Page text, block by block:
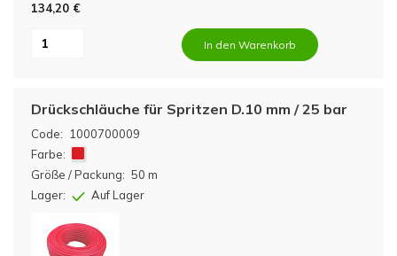
134,20 €
In den Warenkorb
Code: 1000700009
Drückschläuche für Spritzen D.10 mm / 25 bar
Farbe:
Größe / Packung: 50 m
Lager:
Auf Lager